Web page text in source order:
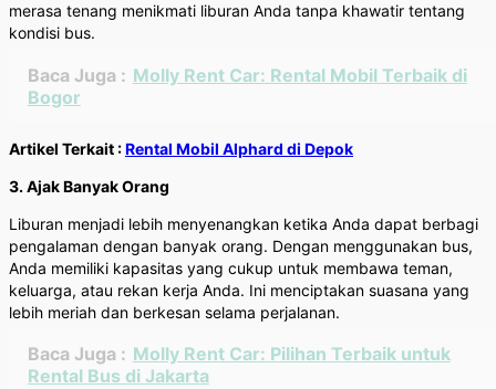
merasa tenang menikmati liburan Anda tanpa khawatir tentang
kondisi bus.
Baca Juga : Molly Rent Car: Rental Mobil Terbaik di
Bogor
Artikel Terkait :Rental Mobil Alphard di Depok
3. Ajak Banyak Orang
Liburan menjadi lebih menyenangkan ketika Anda dapat berbagi
pengalaman dengan banyak orang. Dengan menggunakan bus,
Anda memiliki kapasitas yang cukup untuk membawa teman,
keluarga, atau rekan kerja Anda. Ini menciptakan suasana yang
lebih meriah dan berkesan selama perjalanan.
Baca Juga : Molly Rent Car: Pilihan Terbaik untuk
Rental Bus di Jakarta